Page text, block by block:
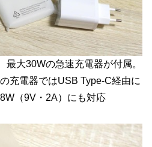
最大30Wの急速充電器が付属。
充電器ではUSB Type-C経由に
（9V・2A）にも対応